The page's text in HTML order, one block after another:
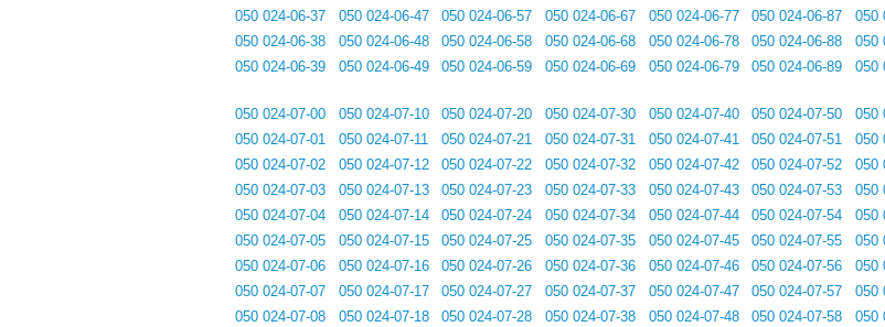
050 024-06-37
050 024-06-38
050 024-06-39
050 024-06-47
050 024-06-48
050 024-06-49
050 024-06-57
050 024-06-58
050 024-06-59
050 024-06-67
050 024-06-68
050 024-06-69
050 024-06-77
050 024-06-78
050 024-06-79
050 024-06-87
050 024-06-88
050 024-06-89
050
050
050
050 024-07-00
050 024-07-01
050 024-07-02
050 024-07-03
050 024-07-04
050 024-07-05
050 024-07-06
050 024-07-07
050 024-07-08
050 024-07-10
050 024-07-11
050 024-07-12
050 024-07-13
050 024-07-14
050 024-07-15
050 024-07-16
050 024-07-17
050 024-07-18
050 024-07-20
050 024-07-21
050 024-07-22
050 024-07-23
050 024-07-24
050 024-07-25
050 024-07-26
050 024-07-27
050 024-07-28
050 024-07-30
050 024-07-31
050 024-07-32
050 024-07-33
050 024-07-34
050 024-07-35
050 024-07-36
050 024-07-37
050 024-07-38
050 024-07-40
050 024-07-41
050 024-07-42
050 024-07-43
050 024-07-44
050 024-07-45
050 024-07-46
050 024-07-47
050 024-07-48
050 024-07-50
050 024-07-51
050 024-07-52
050 024-07-53
050 024-07-54
050 024-07-55
050 024-07-56
050 024-07-57
050 024-07-58
050
050
050
050
050
050
050
050
050